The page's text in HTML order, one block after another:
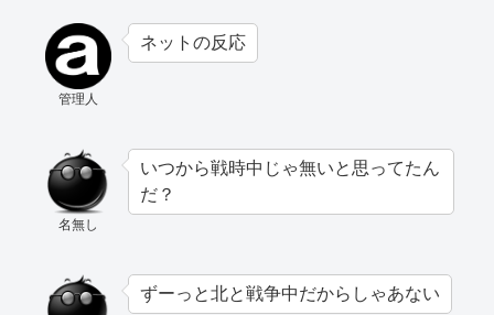
管理人
ネットの反応
名無し
いつから戦時中じゃ無いと思ってたん
だ？
ずーっと北と戦争中だからしゃあない